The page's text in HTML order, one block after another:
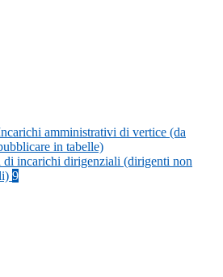
amministrativi di vertice (da
in tabelle)
di incarichi dirigenziali (dirigenti non
9